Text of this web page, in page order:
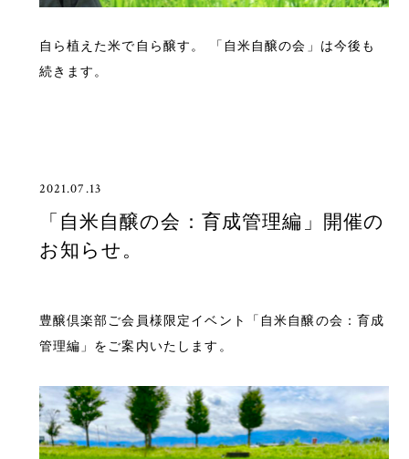
自ら植えた米で自ら醸す。 「自米自醸の会」は今後も
続きます。
2021.07.13
「自米自醸の会：育成管理編」開催の
お知らせ。
豊醸倶楽部ご会員様限定イベント「自米自醸の会：育成
管理編」をご案内いたします。